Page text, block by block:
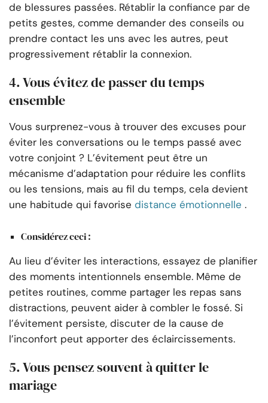
de blessures passées. Rétablir la confiance par de
petits gestes, comme demander des conseils ou
prendre contact les uns avec les autres, peut
progressivement rétablir la connexion.
4. Vous évitez de passer du temps
ensemble
Vous surprenez-vous à trouver des excuses pour
éviter les conversations ou le temps passé avec
votre conjoint ? L’évitement peut être un
mécanisme d’adaptation pour réduire les conflits
ou les tensions, mais au fil du temps, cela devient
une habitude qui favorise distance émotionnelle .
Considérez ceci :
Au lieu d’éviter les interactions, essayez de planifier
des moments intentionnels ensemble. Même de
petites routines, comme partager les repas sans
distractions, peuvent aider à combler le fossé. Si
l’évitement persiste, discuter de la cause de
l’inconfort peut apporter des éclaircissements.
5. Vous pensez souvent à quitter le
mariage